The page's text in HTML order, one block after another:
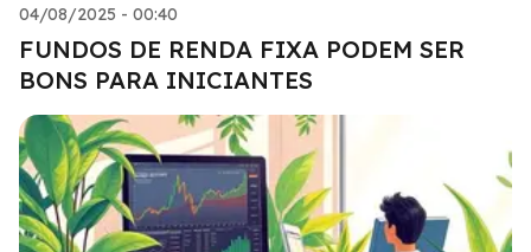
04/08/2025 - 00:40
FUNDOS DE RENDA FIXA PODEM SER
BONS PARA INICIANTES